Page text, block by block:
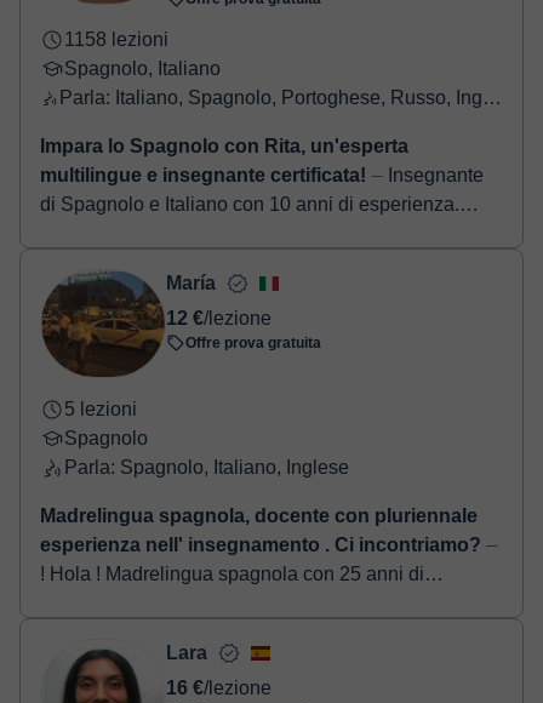
1158 lezioni
Spagnolo, Italiano
Parla: Italiano, Spagnolo, Portoghese, Russo, Inglese, Francese
Impara lo Spagnolo con Rita, un'esperta
multilingue e insegnante certificata! ⏤ Insegnante
di Spagnolo e Italiano con 10 anni di esperienza.
María
12 €/lezione
Offre prova gratuita
5 lezioni
Spagnolo
Parla: Spagnolo, Italiano, Inglese
Madrelingua spagnola, docente con pluriennale
esperienza nell' insegnamento . Ci incontriamo? ⏤
! Hola ! Madrelingua spagnola con 25 anni di
Lara
16 €/lezione